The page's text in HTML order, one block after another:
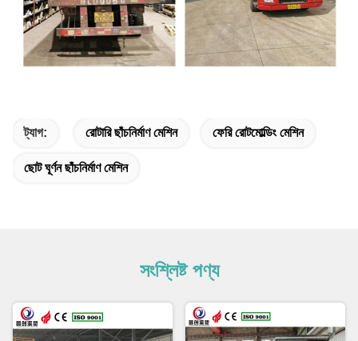
ট্যাগ: রোটারি ছাঁচনির্মাণ মেশিন ফেরি রোটমোল্ডিং মেশিন
ছোট ঘূর্ণন ছাঁচনির্মাণ মেশিন
সংশ্লিষ্ট পণ্য